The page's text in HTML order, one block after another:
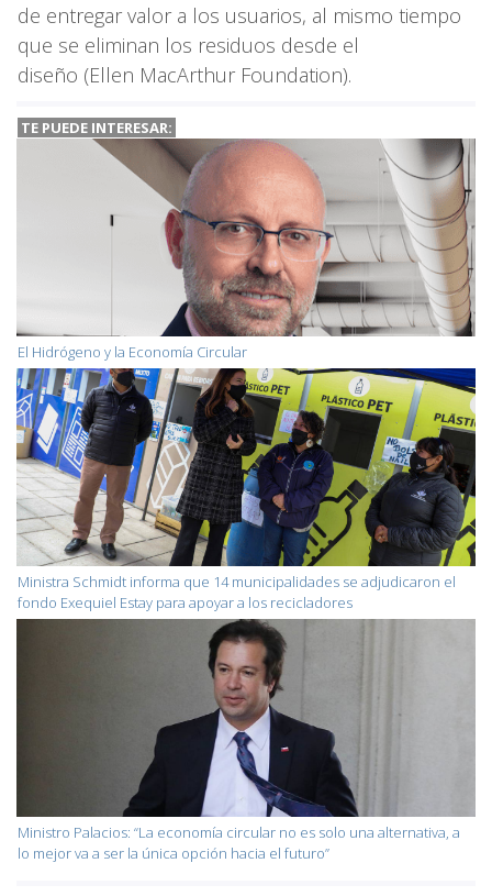
de entregar valor a los usuarios, al mismo tiempo
que se eliminan los residuos desde el
diseño (Ellen MacArthur Foundation).
TE PUEDE INTERESAR:
El Hidrógeno y la Economía Circular
Ministra Schmidt informa que 14 municipalidades se adjudicaron el
fondo Exequiel Estay para apoyar a los recicladores
Ministro Palacios: “La economía circular no es solo una alternativa, a
lo mejor va a ser la única opción hacia el futuro”